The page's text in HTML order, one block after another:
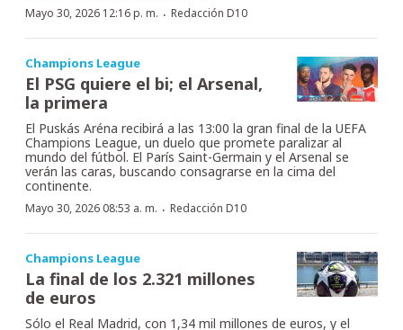
Mayo 30, 2026 12:16 p. m. · Redacción D10
Champions League
El PSG quiere el bi; el Arsenal,
la primera
El Puskás Aréna recibirá a las 13:00 la gran final de la UEFA
Champions League, un duelo que promete paralizar al
mundo del fútbol. El París Saint-Germain y el Arsenal se
verán las caras, buscando consagrarse en la cima del
continente.
Mayo 30, 2026 08:53 a. m. · Redacción D10
Champions League
La final de los 2.321 millones
de euros
Sólo el Real Madrid, con 1,34 mil millones de euros, y el